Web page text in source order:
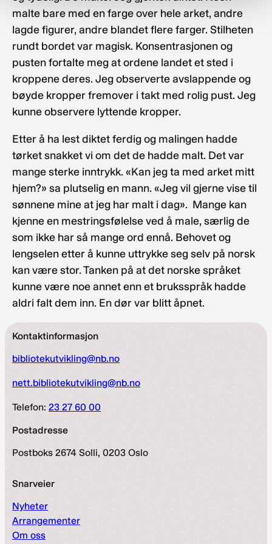
malte bare med en farge over hele arket, andre
lagde figurer, andre blandet flere farger. Stilheten
rundt bordet var magisk. Konsentrasjonen og
pusten fortalte meg at ordene landet et sted i
kroppene deres. Jeg observerte avslappende og
bøyde kropper fremover i takt med rolig pust. Jeg
kunne observere lyttende kropper.
Etter å ha lest diktet ferdig og malingen hadde
tørket snakket vi om det de hadde malt. Det var
mange sterke inntrykk. «Kan jeg ta med arket mitt
hjem?» sa plutselig en mann. «Jeg vil gjerne vise til
sønnene mine at jeg har malt i dag». Mange kan
kjenne en mestringsfølelse ved å male, særlig de
som ikke har så mange ord ennå. Behovet og
lengselen etter å kunne uttrykke seg selv på norsk
kan være stor. Tanken på at det norske språket
kunne være noe annet enn et bruksspråk hadde
aldri falt dem inn. En dør var blitt åpnet.
Kontaktinformasjon
bibliotekutvikling@nb.no
nett.bibliotekutvikling@nb.no
Telefon: 23 27 60 00
Postadresse
Postboks 2674 Solli, 0203 Oslo
Snarveier
Nyheter
Arrangementer
Om oss